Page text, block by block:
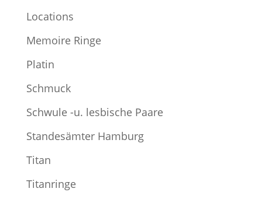
Locations
Memoire Ringe
Platin
Schmuck
Schwule -u. lesbische Paare
Standesämter Hamburg
Titan
Titanringe